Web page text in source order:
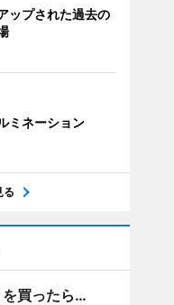
ップされた過去の
ミネーション
る
を買ったら…